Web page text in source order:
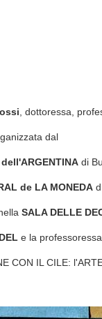
, dottoressa,
dal
di
de LA MONEDA
SALA DELLE
e la
CON IL CILE: